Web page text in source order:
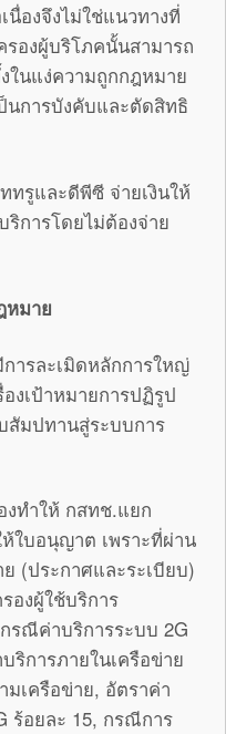
นื่องจึงไม่ใช่แนวทางที่
รองผู้บริโภคนั้นสามารถ
ในแง่ความถูกกฎหมาย
นการบังคับและตัดสิทธิ
ทรูและดีพีซี จ่ายเงินให้
ริการโดยไม่ต้องจ่าย
หมาย
ารละเมิดหลักการใหญ่
งเป้าหมายการปฏิรูป
สัมปทานสู่ระบบการ
ทำให้ กสทช.แยก
ใบอนุญาต เพราะที่ผ่าน
(ประกาศและระเบียบ)
องผู้ใช้บริการ
รณีค่าบริการระบบ 2G
ริการภายในเครือข่าย
เครือข่าย, อัตราค่า
ร้อยละ 15, กรณีการ